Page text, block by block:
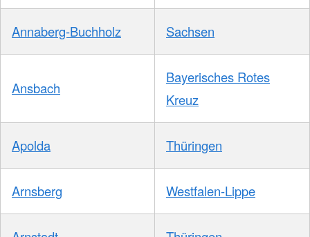
Annaberg-Buchholz Sachsen
Ansbach
Bayerisches Rotes
Kreuz
Apolda Thüringen
Arnsberg Westfalen-Lippe